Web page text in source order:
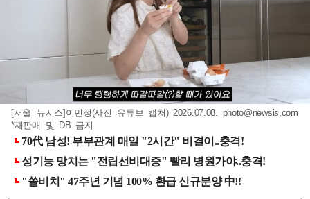
[서울=뉴시스]이민정(사진=유튜브 캡처) 2026.07.08. photo@newsis.com
*재판매 및 DB 금지